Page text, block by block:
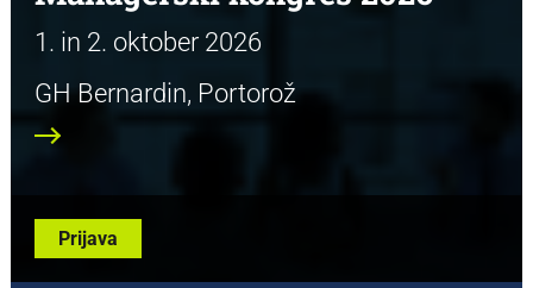
1. in 2. oktober 2026
GH Bernardin, Portorož
Prijava